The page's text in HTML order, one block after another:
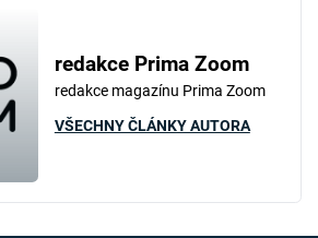
redakce Prima Zoom
redakce magazínu Prima Zoom
VŠECHNY ČLÁNKY AUTORA